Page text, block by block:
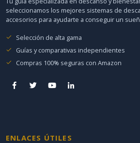
seleccionamos los mejores sistemas de
accesorios para ayudarte a conseguir un
Selección de alta gama
Guías y comparativas independientes
Compras 100% seguras con Amazon
ENLACES ÚTILES